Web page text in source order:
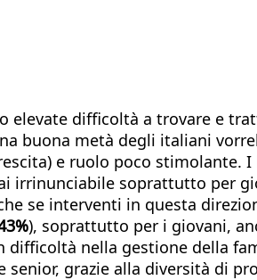
elevate difficoltà a trovare e
buona metà degli italiani
e ruolo poco stimolante.
irrinunciabile soprattutto per
se interventi in questa
), soprattutto per i giovani,
nella gestione della
grazie alla diversità di